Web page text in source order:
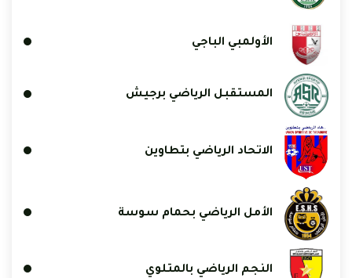
الأولمبي الباجي
المستقبل الرياضي برجيش
الاتحاد الرياضي بتطاوين
الأمل الرياضي بحمام سوسة
النجم الرياضي بالمتلوي